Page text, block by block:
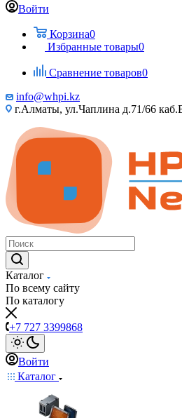
Войти
Корзина0
Избранные товары0
Сравнение товаров0
info@whpi.kz
г.Алматы, ул.Чаплина д.71/66
Каталог
По всему сайту
По каталогу
+7 727 3399868
Войти
Каталог